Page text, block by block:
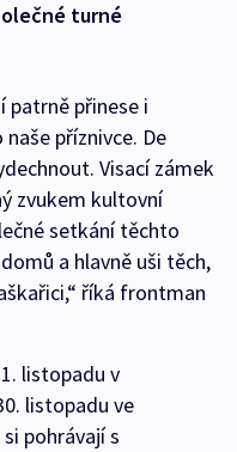
turné
patrně přinese i
příznivce. De
Visací zámek
zvukem kultovní
setkání těchto
a hlavně uši těch,
říká frontman
listopadu v
listopadu ve
pohrávají s